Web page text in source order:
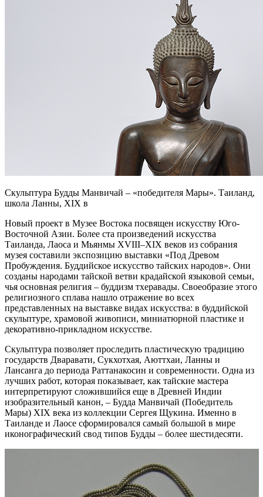
Скульптура Будды Манвичай – «победителя Мары». Таиланд,
школа Ланны, XIX в
Новый проект в Музее Востока посвящен искусству Юго-
Восточной Азии. Более ста произведений искусства
Таиланда, Лаоса и Мьянмы XVIII–XIX веков из собрания
музея составили экспозицию выставки «Под Древом
Пробуждения. Буддийское искусство тайских народов». Они
созданы народами тайской ветви крадайской языковой семьи,
чья основная религия – буддизм тхеравады. Своеобразие этого
религиозного сплава нашло отражение во всех
представленных на выставке видах искусства: в буддийской
скульптуре, храмовой живописи, миниатюрной пластике и
декоративно-прикладном искусстве.
Скульптура позволяет проследить пластическую традицию
государств Дваравати, Сукхотхая, Аюттхаи, Ланны и
Лансанга до периода Раттанакосин и современности. Одна из
лучших работ, которая показывает, как тайские мастера
интерпретируют сложившийся еще в Древней Индии
изобразительный канон, – Будда Манвичай (Победитель
Мары) XIX века из коллекции Сергея Щукина. Именно в
Таиланде и Лаосе сформировался самый большой в мире
иконографический свод типов Будды – более шестидесяти.